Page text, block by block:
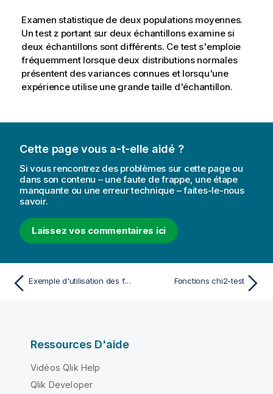
Examen statistique de deux populations moyennes.
Un test z portant sur deux échantillons examine si
deux échantillons sont différents. Ce test s'emploie
fréquemment lorsque deux distributions normales
présentent des variances connues et lorsqu'une
expérience utilise une grande taille d'échantillon.
Cette page vous a-t-elle aidé ?
Si vous rencontrez des problèmes sur cette page ou
dans son contenu – une faute de frappe, une étape
manquante ou une erreur technique – faites-le-nous
savoir.
Laissez vos commentaires ici
Exemple d'utilisation des fonctions linest Fonctions chi2-test
Ressources D'aide
Vidéos Qlik Help
Qlik Developer